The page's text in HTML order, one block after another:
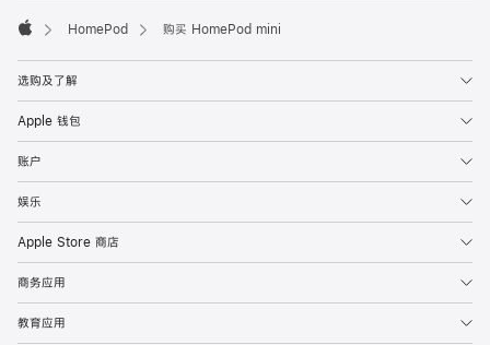
HomePod 购买 HomePod mini
选购及了解
Apple 钱包
账户
娱乐
Apple Store 商店
商务应用
教育应用